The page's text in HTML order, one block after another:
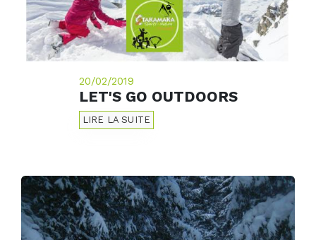
20/02/2019
LET'S GO OUTDOORS
LIRE LA SUITE